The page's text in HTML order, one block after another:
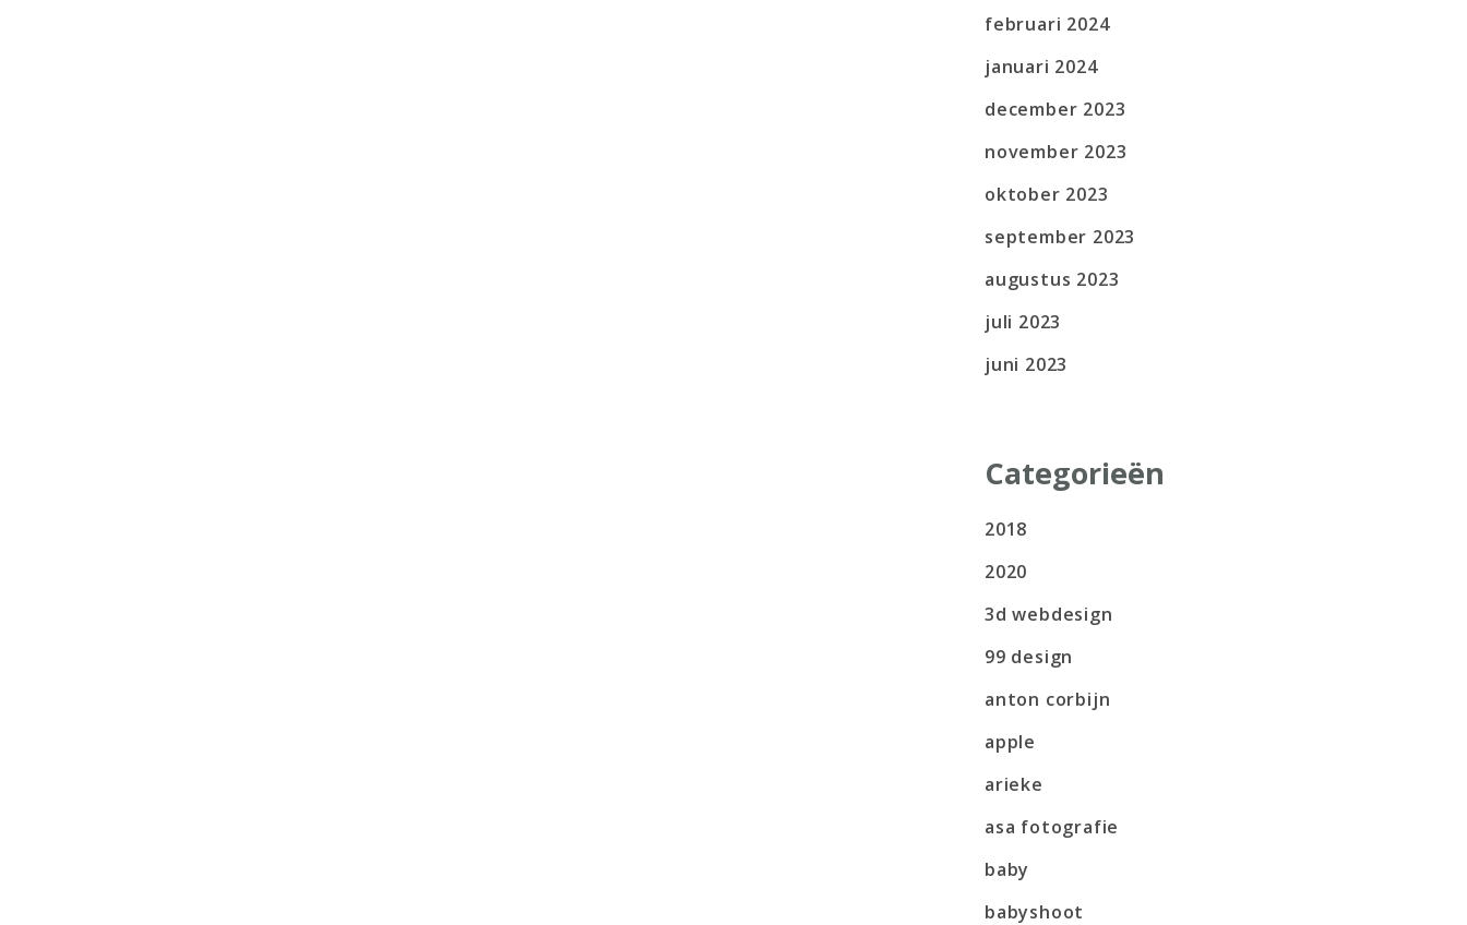
februari 2024
januari 2024
december 2023
november 2023
oktober 2023
september 2023
augustus 2023
juli 2023
juni 2023
Categorieën
2018
2020
3d webdesign
99 design
anton corbijn
apple
arieke
asa fotografie
baby
babyshoot